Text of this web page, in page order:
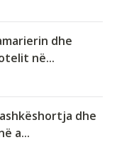
dhe
në...
dhe
a...